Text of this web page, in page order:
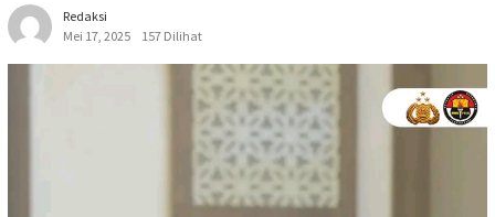
Redaksi
Mei 17, 2025
157 Dilihat